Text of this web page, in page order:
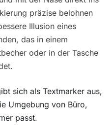
präzise belohnen
Illusion eines
das in einem
oder in der Tasche
sich als Textmarker aus,
Umgebung von Büro,
passt.